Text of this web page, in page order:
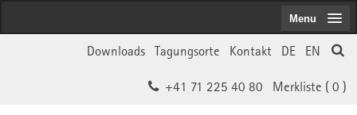
EN
DE
Kontakt
Tagungsorte
Downloads
Merkliste ( 0 )
+41 71 225 40 80
Menu